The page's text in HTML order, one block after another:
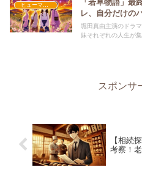
ヒューマン・学園
「若草物語」最
レ、自分だけの
堀田真由主演のドラ
妹それぞれの人生が
スポンサ
【相続
考察！